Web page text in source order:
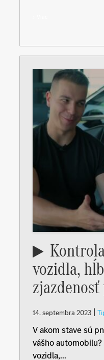
vozidla,
14. septembra 2023 |
V akom stave sú
vášho
vozidla,...